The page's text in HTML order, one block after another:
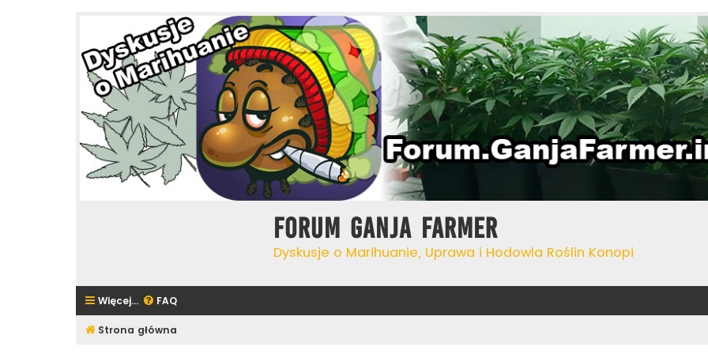
Forum Ganja Farmer
Dyskusje o Marihuanie, Uprawa i Hodowla Roślin Konopi
Więcej… FAQ
Strona główna